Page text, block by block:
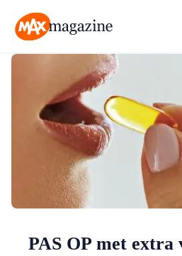
PAS OP met extra